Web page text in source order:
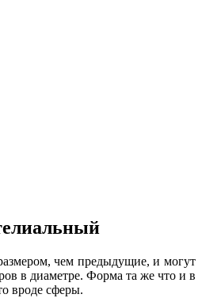
чем предыдущие, и могут
в диаметре. Форма та же что и в
вроде сферы.